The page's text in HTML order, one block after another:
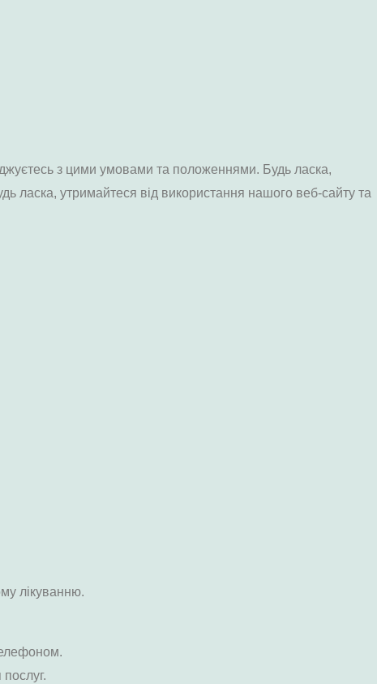
з цими умовами та положеннями. Будь ласка,
ласка, утримайтеся від використання нашого веб-сайту та
лікуванню.